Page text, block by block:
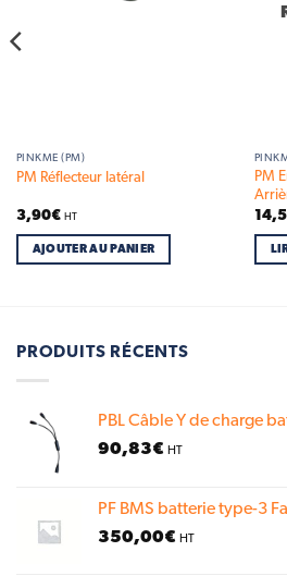
PINKME (PM)
PM Réflecteur latéral
3,90€ HT
AJOUTER AU PANIER
PM
PRODUITS RÉCENTS
PBL Câble Y de charge
90,83€ HT
PF BMS batterie type-3
350,00€ HT